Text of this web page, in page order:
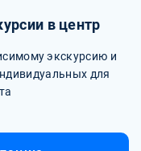
в центр
экскурсию и
для